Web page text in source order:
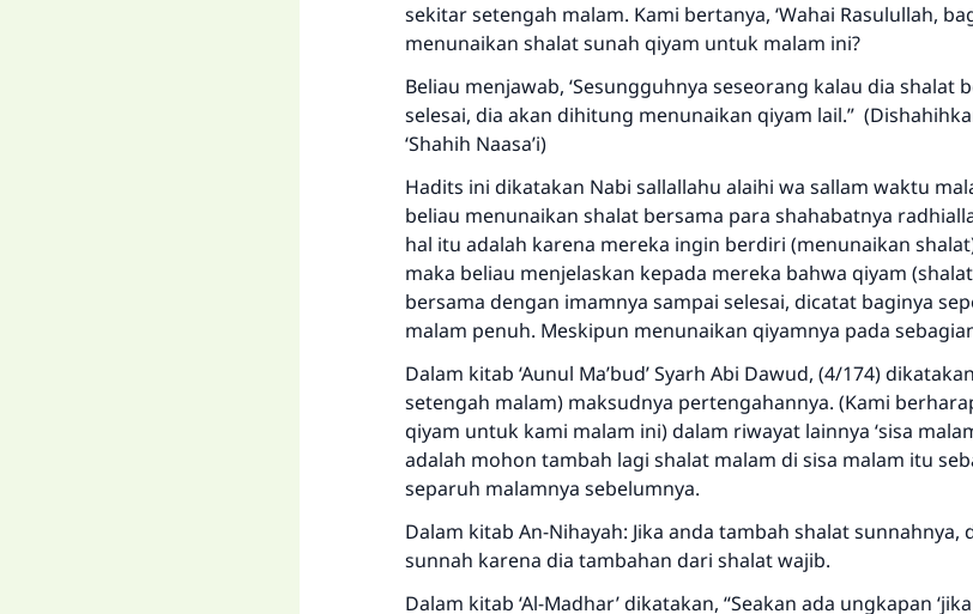
sekitar setengah malam. Kami bertanya, ‘Wahai Rasulullah,
menunaikan shalat sunah qiyam untuk malam ini?
Beliau menjawab, ‘Sesungguhnya seseorang kalau dia shalat
selesai, dia akan dihitung menunaikan qiyam lail.”
‘Shahih Naasa’i)
Hadits ini dikatakan Nabi sallallahu alaihi wa sallam waktu
beliau menunaikan shalat bersama para shahabatnya
hal itu adalah karena mereka ingin berdiri (menunaikan
maka beliau menjelaskan kepada mereka bahwa qiyam
bersama dengan imamnya sampai selesai, dicatat baginya
malam penuh. Meskipun menunaikan qiyamnya pada
Dalam kitab ‘Aunul Ma’bud’ Syarh Abi Dawud, (4/174)
setengah malam) maksudnya pertengahannya. (Kami
qiyam untuk kami malam ini) dalam riwayat lainnya ‘sisa
adalah mohon tambah lagi shalat malam di sisa malam itu
separuh malamnya sebelumnya.
Dalam kitab An-Nihayah: Jika anda tambah shalat sunnahnya,
sunnah karena dia tambahan dari shalat wajib.
Dalam kitab ‘Al-Madhar’ dikatakan, “Seakan ada ungkapan